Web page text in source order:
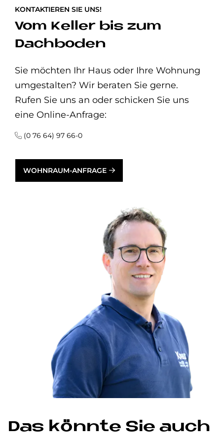
KONTAKTIEREN SIE UNS!
Vom Keller bis zum
Dachboden
Sie möchten Ihr Haus oder Ihre Wohnung
umgestalten? Wir beraten Sie gerne.
Rufen Sie uns an oder schicken Sie uns
eine Online-Anfrage:
(0 76 64) 97 66-0
WOHNRAUM-ANFRAGE
Das könnte Sie auch